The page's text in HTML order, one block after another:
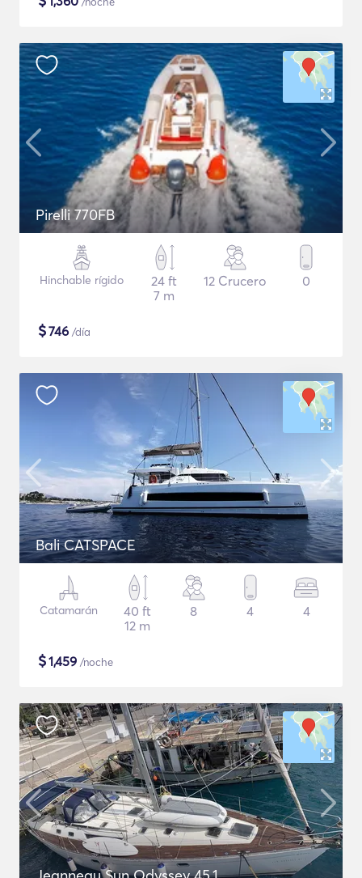
Pirelli 770FB
Hinchable rígido
24 ft
7 m
12 Crucero 0
$746 /día
Bali CATSPACE
Catamarán
40 ft
12 m
8 4 4
$1,459 /noche